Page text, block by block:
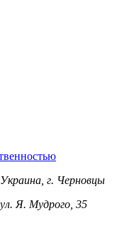
Украина, г. Черновцы
ул. Я. Мудрого, 35